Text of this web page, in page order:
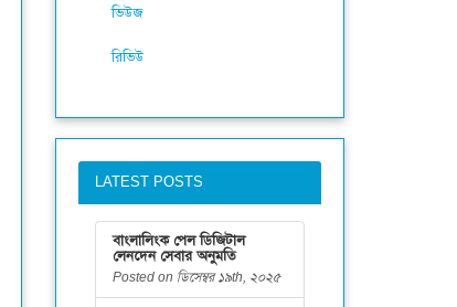
ভিউজ
রিভিউ
LATEST POSTS
বাংলালিংক পেল ডিজিটাল
লেনদেন সেবার অনুমতি
Posted on ডিসেম্বর ১৯th, ২০২৫